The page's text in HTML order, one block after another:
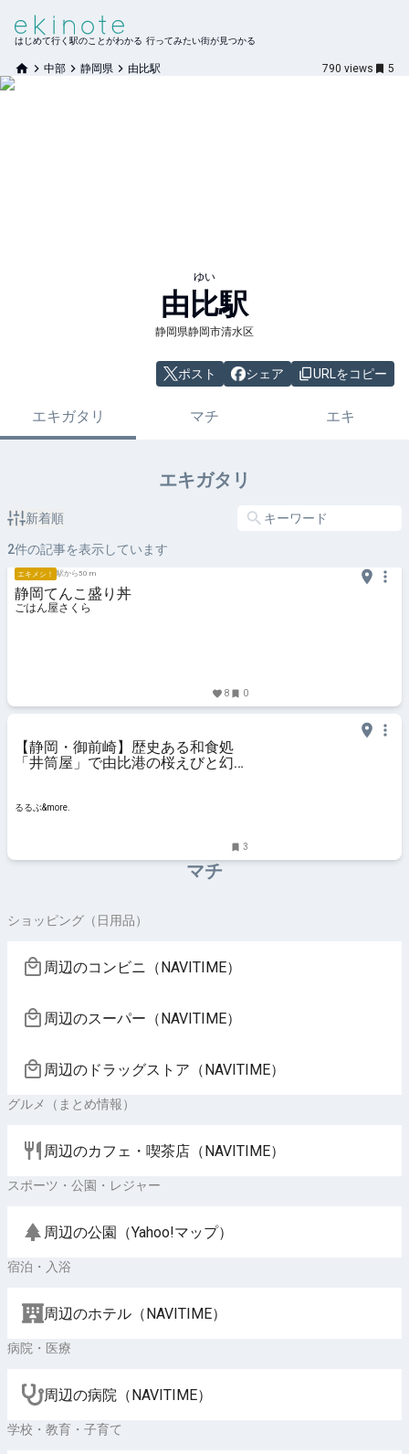
はじめて行く駅のことがわかる 行ってみたい街が見つかる
中部 静岡県 由比駅 790 views 5
ゆい
由比駅
静岡県静岡市清水区
ポスト シェア URLをコピー
エキガタリ マチ エキ
エキガタリ
新着順
2件の記事を表示しています
エキメシ！ 駅から50 m
静岡てんこ盛り丼
ごはん屋さくら
8 0
【静岡・御前崎】歴史ある和食処
「井筒屋」で由比港の桜えびと幻の
るるぶ&more.
3
マチ
ショッピング（日用品）
周辺のコンビニ（NAVITIME）
周辺のスーパー（NAVITIME）
周辺のドラッグストア（NAVITIME）
グルメ（まとめ情報）
周辺のカフェ・喫茶店（NAVITIME）
スポーツ・公園・レジャー
周辺の公園（Yahoo!マップ）
宿泊・入浴
周辺のホテル（NAVITIME）
病院・医療
周辺の病院（NAVITIME）
学校・教育・子育て